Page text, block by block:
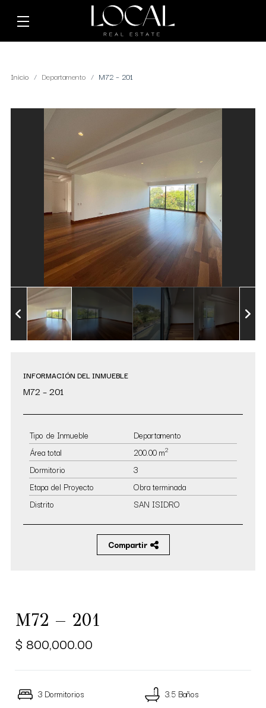
Inicio Departamento M72 – 201
INFORMACIÓN DEL INMUEBLE
M72 – 201
Tipo de Inmueble
Departamento
Área total
200.00 m2
Dormitorio
3
Etapa del Proyecto
Obra terminada
Distrito
SAN ISIDRO
Compartir
M72 – 201
$ 800,000.00
3 Dormitorios 3.5 Baños